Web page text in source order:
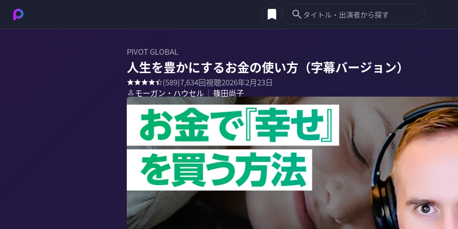
PIVOT GLOBAL
人生を豊かにするお金の使い方（字幕バージョン）
(589)7,634回視聴2026年2月23日
モーガン・ハウセル ｜ 篠田尚子